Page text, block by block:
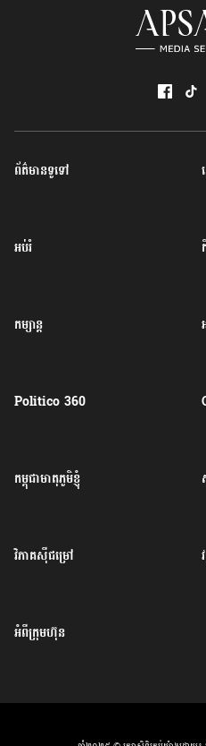
ព័ត៌មានទូទៅ
អប់រំ
កម្សាន្ត
Politico 360
កម្ពុជាមាតុភូមិខ្ញុំ
វិភាគសុីជម្រៅ
អំពីក្រុមហ៊ុន